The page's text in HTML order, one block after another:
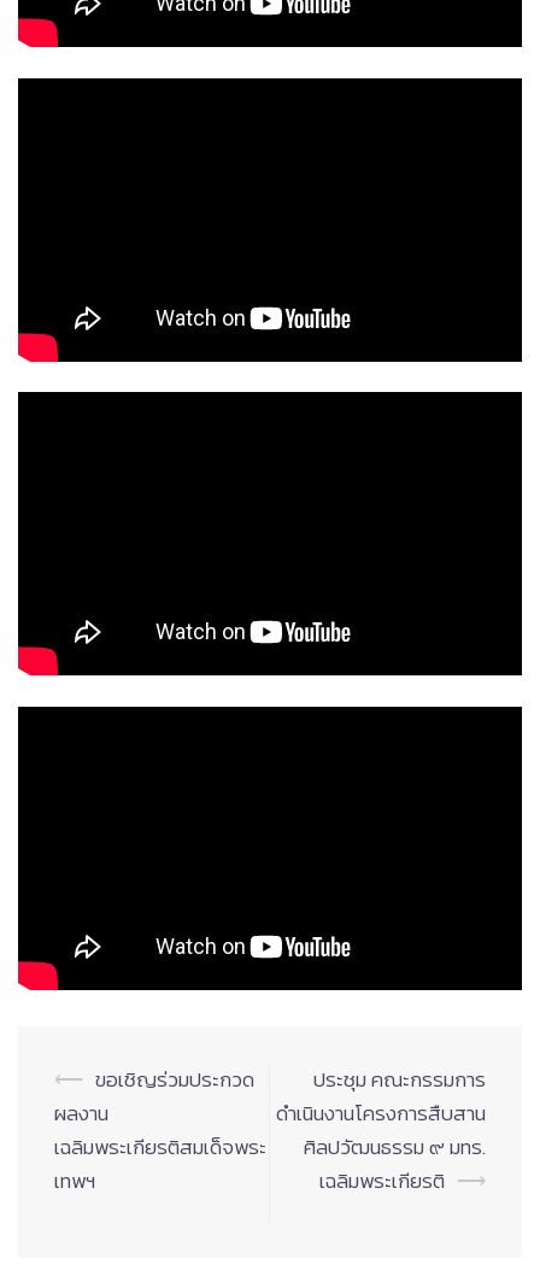
Post
navigation
⟵ ขอเชิญร่วมประกวด
ผลงาน
เฉลิมพระเกียรติสมเด็จพระ
เทพฯ
ประชุม คณะกรรมการ
ดำเนินงานโครงการสืบสาน
ศิลปวัฒนธรรม ๙ มทร.
เฉลิมพระเกียรติ ⟶